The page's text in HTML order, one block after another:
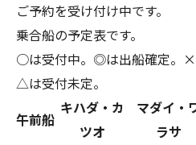
ご予約を受け付け中です。
乗合船の予定表です。
○は受付中。◎は出船確定。×
△は受付未定。
午前船
キハダ・カ
ツオ
マダイ・
ラサ